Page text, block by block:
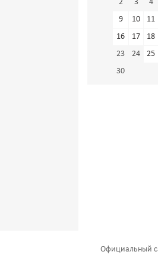
2 3 4
9
10 11
16
17 18
23
24 25
30
Официальный